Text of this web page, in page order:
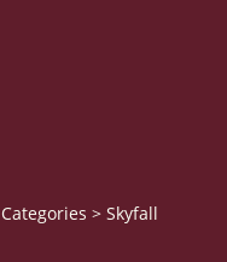
Categories > Skyfall